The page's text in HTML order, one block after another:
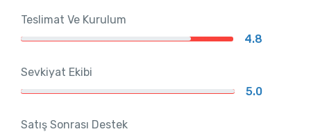
Teslimat Ve Kurulum
4.8
Sevkiyat Ekibi
5.0
Satış Sonrası Destek